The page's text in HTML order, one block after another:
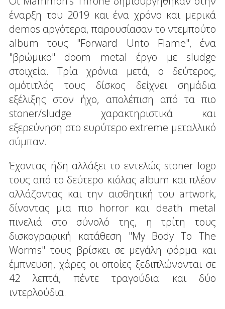
έναρξη του 2019 και ένα χρόνο και μερικά
demos αργότερα, παρουσίασαν το ντεμπούτο
album τους "Forward Unto Flame", ένα
"βρώμικο" doom metal έργο με sludge
στοιχεία. Τρία χρόνια μετά, ο δεύτερος,
ομότιτλός τους δίσκος δείχνει σημάδια
εξέλιξης στον ήχο, απολέπιση από τα πιο
stoner/sludge χαρακτηριστικά και
εξερεύνηση στο ευρύτερο extreme μεταλλικό
σύμπαν.
Έχοντας ήδη αλλάξει το εντελώς stoner logo
τους από το δεύτερο κιόλας album και πλέον
αλλάζοντας και την αισθητική του artwork,
δίνοντας μια πιο horror και death metal
πινελιά στο σύνολό της, η τρίτη τους
δισκογραφική κατάθεση "My Body To The
Worms" τους βρίσκει σε μεγάλη φόρμα και
έμπνευση, χάρες οι οποίες ξεδιπλώνονται σε
42 λεπτά, πέντε τραγούδια και δύο
ιντερλούδια.